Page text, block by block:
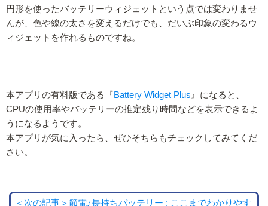
円形を使ったバッテリーウィジェットという点では変わりませ
んが、色や線の太さを変えるだけでも、だいぶ印象の変わるウ
ィジェットを作れるものですね。
本アプリの有料版である『Battery Widget Plus』になると、
CPUの使用率やバッテリーの推定残り時間などを表示できるよ
うになるようです。
本アプリが気に入ったら、ぜひそちらもチェックしてみてくだ
さい。
＜次の記事＞節電♪長持ちバッテリー : ここまでわかりやす